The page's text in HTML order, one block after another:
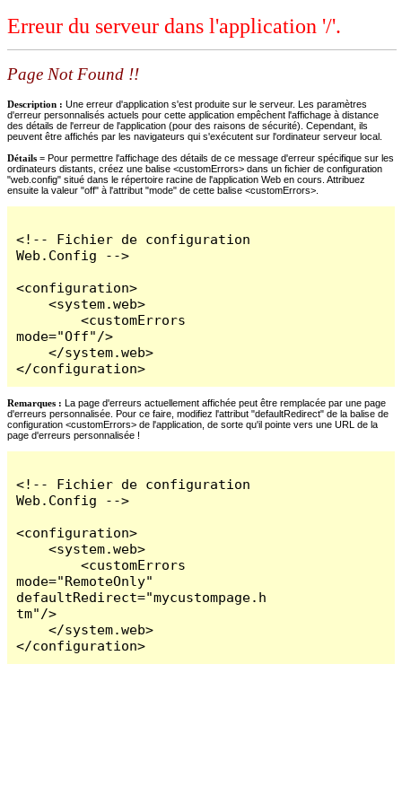
Erreur du serveur dans l'application '/'.
Page Not Found !!
Description : Une erreur d'application s'est produite sur le serveur. Les paramètres
d'erreur personnalisés actuels pour cette application empêchent l'affichage à distance
des détails de l'erreur de l'application (pour des raisons de sécurité). Cependant, ils
peuvent être affichés par les navigateurs qui s'exécutent sur l'ordinateur serveur local.
Détails = Pour permettre l'affichage des détails de ce message d'erreur spécifique sur les
ordinateurs distants, créez une balise <customErrors> dans un fichier de configuration
"web.config" situé dans le répertoire racine de l'application Web en cours. Attribuez
ensuite la valeur "off" à l'attribut "mode" de cette balise <customErrors>.
<!-- Fichier de configuration
Web.Config -->
<configuration>
    <system.web>
        <customErrors
mode="Off"/>
    </system.web>
</configuration>
Remarques : La page d'erreurs actuellement affichée peut être remplacée par une page
d'erreurs personnalisée. Pour ce faire, modifiez l'attribut "defaultRedirect" de la balise de
configuration <customErrors> de l'application, de sorte qu'il pointe vers une URL de la
page d'erreurs personnalisée !
<!-- Fichier de configuration
Web.Config -->
<configuration>
    <system.web>
        <customErrors
mode="RemoteOnly"
defaultRedirect="mycustompage.h
tm"/>
    </system.web>
</configuration>